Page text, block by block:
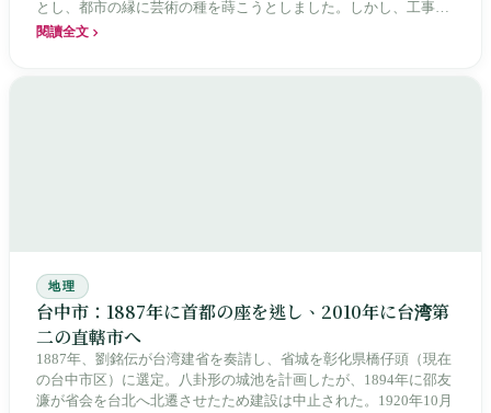
とし、都市の縁に芸術の種を蒔こうとしました。しかし、工事の
遅延、予算追加、開館後の「蚊子館（閑古鳥館）」疑惑に至るま
閱讀全文
地理
台中市：1887年に首都の座を逃し、2010年に台湾第
二の直轄市へ
1887年、劉銘伝が台湾建省を奏請し、省城を彰化県橋仔頭（現在
の台中市区）に選定。八卦形の城池を計画したが、1894年に邵友
濂が省会を台北へ北遷させたため建設は中止された。1920年10月